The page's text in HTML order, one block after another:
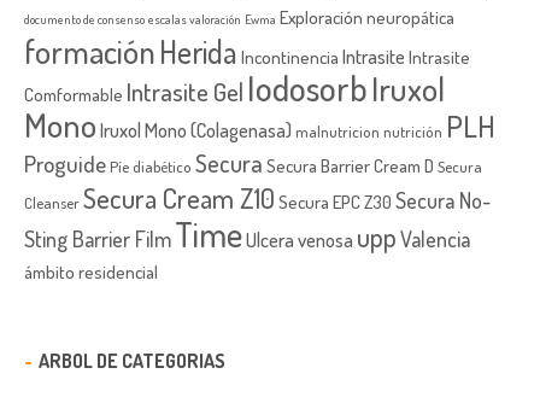
documento de consenso escalas valoración Ewma Exploración neuropática
formaciónHerida Incontinencia Intrasite Intrasite
Comformable Intrasite Gel IodosorbIruxol
MonoIruxol Mono (Colagenasa) malnutricion nutrición PLH
Proguide Píe diabético Secura Secura Barrier Cream D Secura
CleanserSecura Cream Z10 Secura EPC Z30 Secura No-
Sting Barrier FilmTimeUlcera venosa uppValencia
ámbito residencial
ARBOL DE CATEGORIAS